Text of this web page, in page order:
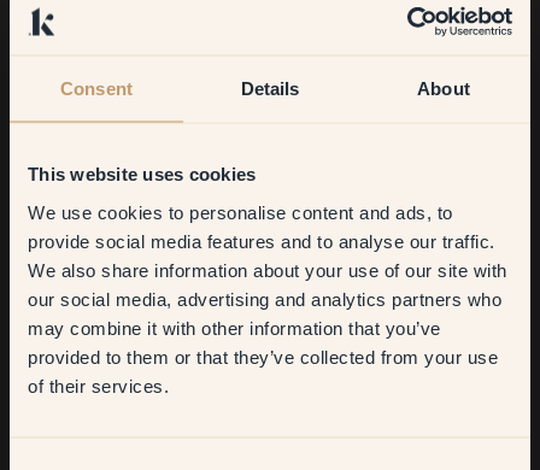
Consent Details About
This website uses cookies
We use cookies to personalise content and ads, to
provide social media features and to analyse our traffic.
We also share information about your use of our site with
our social media, advertising and analytics partners who
may combine it with other information that you’ve
provided to them or that they’ve collected from your use
of their services.
Beskriv din inredningsstil med tre ord!
Get10%off your
first order
​But first, which room do you
want to transform?